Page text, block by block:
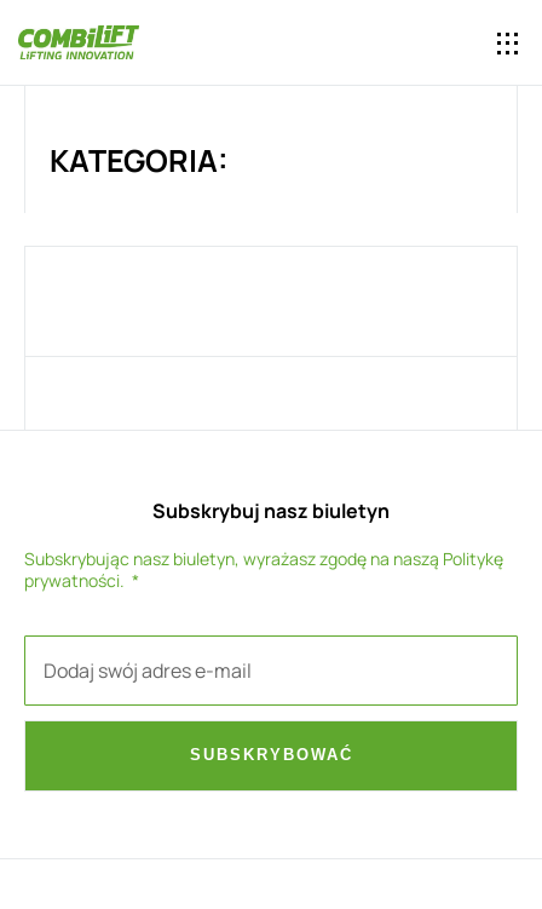
KATEGORIA:
Subskrybuj nasz biuletyn
Subskrybując nasz biuletyn, wyrażasz zgodę na naszą Politykę
prywatności.
SUBSKRYBOWAĆ